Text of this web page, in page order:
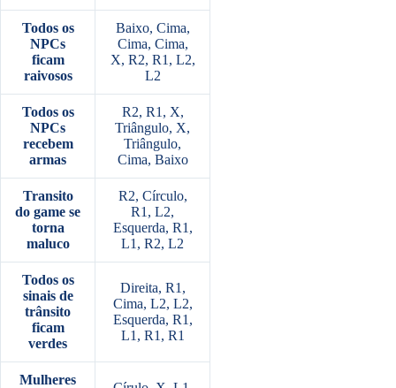
Todos os
NPCs
ficam
raivosos
Baixo, Cima,
Cima, Cima,
X, R2, R1, L2,
L2
Todos os
NPCs
recebem
armas
R2, R1, X,
Triângulo, X,
Triângulo,
Cima, Baixo
Transito
do game se
torna
maluco
R2, Círculo,
R1, L2,
Esquerda, R1,
L1, R2, L2
Todos os
sinais de
trânsito
ficam
verdes
Direita, R1,
Cima, L2, L2,
Esquerda, R1,
L1, R1, R1
Mulheres